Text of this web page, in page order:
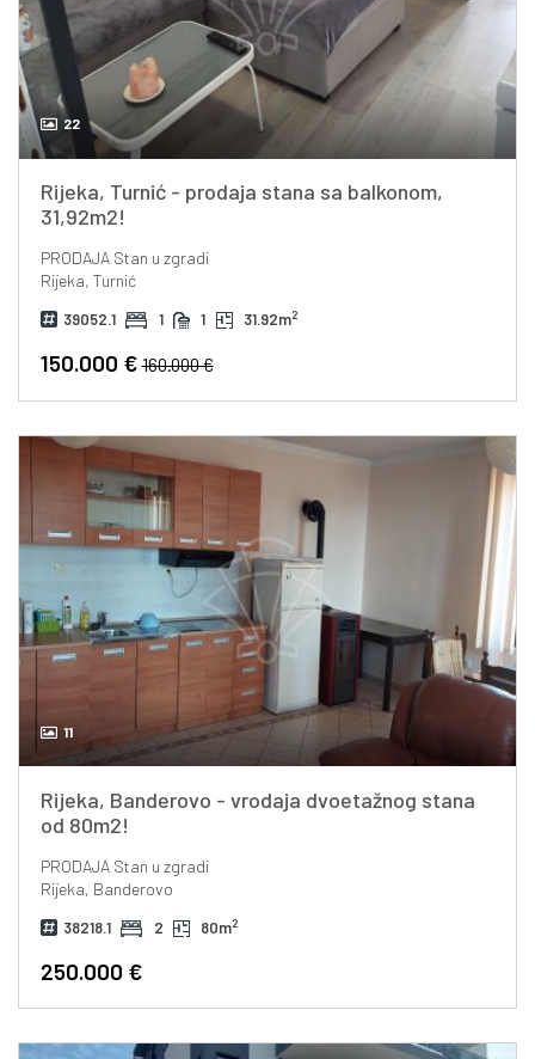
22
Rijeka, Turnić - prodaja stana sa balkonom,
31,92m2!
PRODAJAStan u zgradi
Rijeka, Turnić
39052.1 1 1 31.92m2
150.000 €160.000 €
11
Rijeka, Banderovo - vrodaja dvoetažnog stana
od 80m2!
PRODAJAStan u zgradi
Rijeka, Banderovo
38218.1 2 80m2
250.000 €